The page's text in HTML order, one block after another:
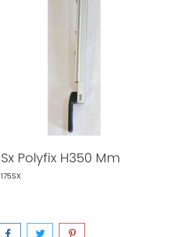
Polyfix H350 Mm